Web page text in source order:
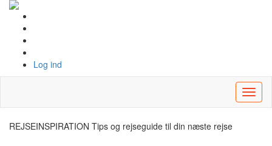
Log ind
REJSEINSPIRATION Tips og rejseguide til din næste rejse